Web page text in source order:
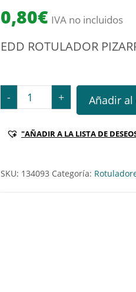
0,80€ IVA no incluidos
EDD ROTULADOR
- EDD ROTULADOR PIZARRA
+ Añadir
"AÑADIR A LA LISTA DE
SKU: 134093 Categoría: